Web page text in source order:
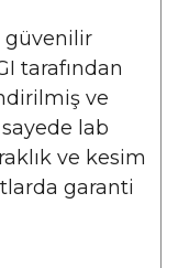
güvenilir
tarafından
ve
sayede lab
ve kesim
garanti